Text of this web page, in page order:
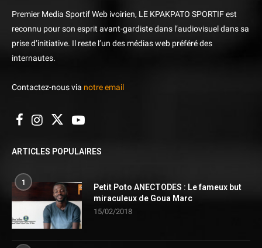
Premier Media Sportif Web ivoirien, LE KPAKPATO SPORTIF est
reconnu pour son esprit avant-gardiste dans l’audiovisuel dans sa
prise d’initiative. Il reste l’un des médias web préféré des
internautes.
Contactez-nous via notre email
ARTICLES POPULAIRES
1
Petit Poto ANECTODES : Le fameux but
miraculeux de Goua Marc
15/02/2018